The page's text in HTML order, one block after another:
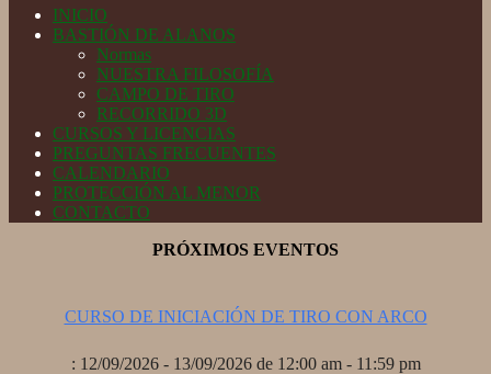
Menu
INICIO
BASTIÓN DE ALANOS
Normas
NUESTRA FILOSOFÍA
CAMPO DE TIRO
RECORRIDO 3D
CURSOS Y LICENCIAS
PREGUNTAS FRECUENTES
CALENDARIO
PROTECCIÓN AL MENOR
CONTACTO
PRÓXIMOS EVENTOS
CURSO DE INICIACIÓN DE TIRO CON ARCO
: 12/09/2026 - 13/09/2026 de 12:00 am - 11:59 pm